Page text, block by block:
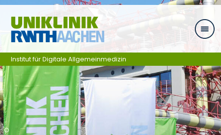
Ga naar navigatie
Institut für Digitale Allgemeinmedizin